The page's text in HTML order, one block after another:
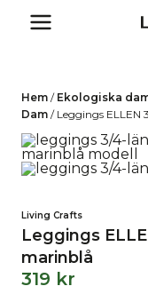
Hem / Ekologiska
Dam / Leggings
Living Crafts
Leggings
marinblå
319 kr